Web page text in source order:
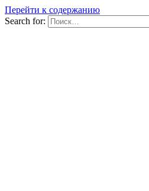
Перейти к содержанию
Search for: